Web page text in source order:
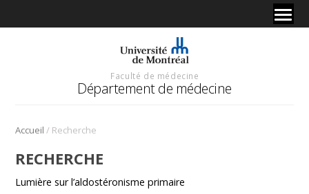
Faculté de médecine
Département de médecine
Accueil / Recherche
RECHERCHE
Lumière sur l’aldostéronisme primaire